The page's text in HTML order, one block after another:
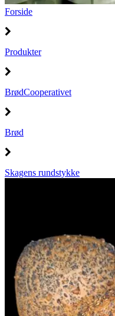
Forside
Produkter
BrødCooperativet
Brød
Skagens rundstykke